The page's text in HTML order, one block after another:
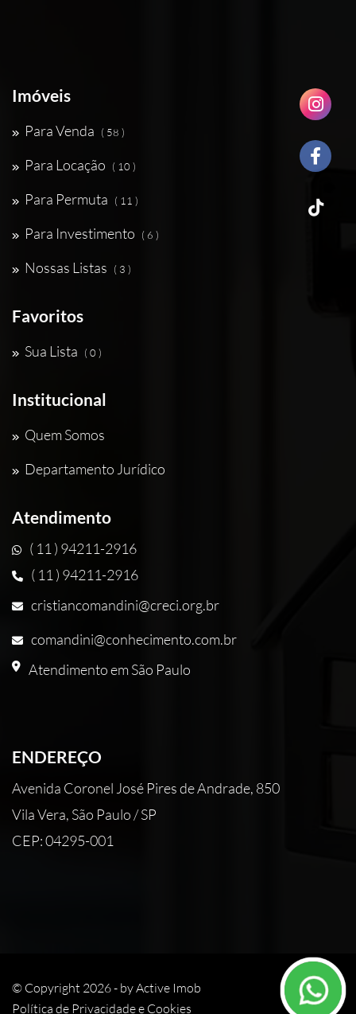
Imóveis
Para Venda ( 58 )
Para Locação ( 10 )
Para Permuta ( 11 )
Para Investimento ( 6 )
Nossas Listas ( 3 )
Favoritos
Sua Lista ( 0 )
Institucional
Quem Somos
Departamento Jurídico
Atendimento
( 11 ) 94211-2916
( 11 ) 94211-2916
cristiancomandini@creci.org.br
comandini@conhecimento.com.br
Atendimento em São Paulo
ENDEREÇO
Avenida Coronel José Pires de Andrade, 850
Vila Vera, São Paulo / SP
CEP: 04295-001
© Copyright 2026 - byActive Imob
Política de Privacidade e Cookies